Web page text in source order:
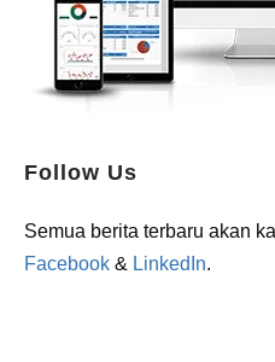
Follow Us
Semua berita terbaru akan
Facebook & LinkedIn.